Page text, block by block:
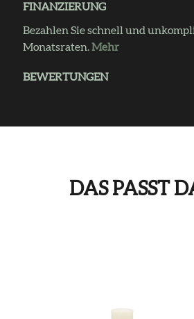
FINANZIERUNG
Bezahlen Sie schnell und
Monatsraten.Mehr
BEWERTUNGEN
DAS PASST